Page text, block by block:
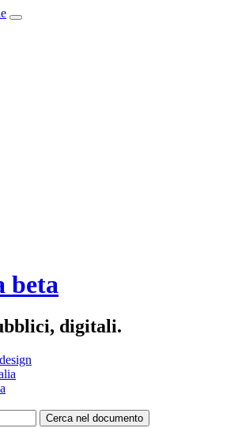
beta
digitali.
Cerca nel documento